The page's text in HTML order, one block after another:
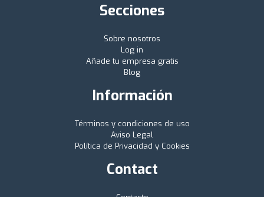
Secciones
Sobre nosotros
Log in
Añade tu empresa gratis
Blog
Información
Términos y condiciones de uso
Aviso Legal
Política de Privacidad y Cookies
Contact